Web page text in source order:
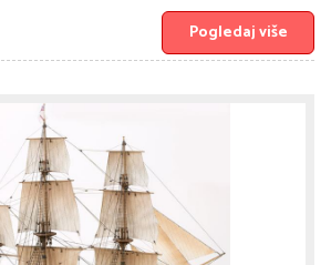
Pogledaj više